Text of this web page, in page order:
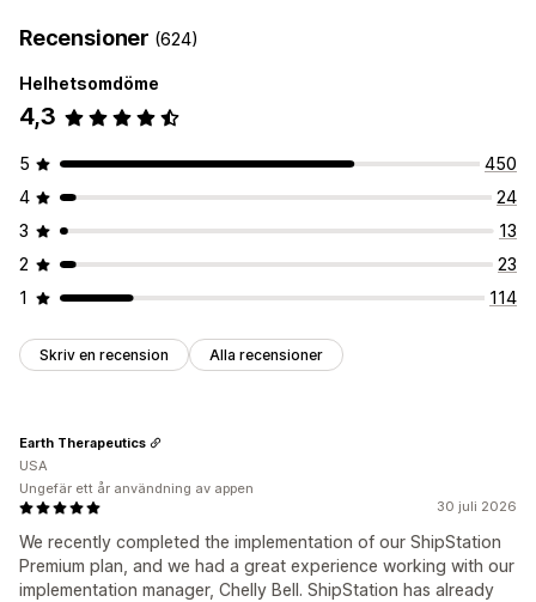
Recensioner (624)
Helhetsomdöme
4,3
5
450
4
24
3
13
2
23
1
114
Skriv en recension Alla recensioner
30 juli 2026
We recently completed the implementation of our ShipStation
Premium plan, and we had a great experience working with our
implementation manager, Chelly Bell. ShipStation has already
Earth Therapeutics
USA
Ungefär ett år användning av appen